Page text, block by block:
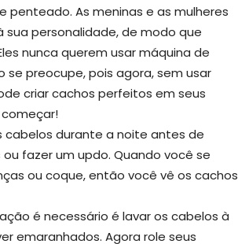
As meninas e as mulheres
personalidade, de modo que
nunca querem usar máquina de
preocupe, pois agora, sem usar
criar cachos perfeitos em seus
durante a noite antes de
fazer um updo. Quando você se
ou coque, então você vê os cachos
é necessário é lavar os cabelos à
emaranhados. Agora role seus